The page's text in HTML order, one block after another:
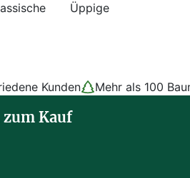
Üppige
—
Kunden Mehr als 100
Kauf